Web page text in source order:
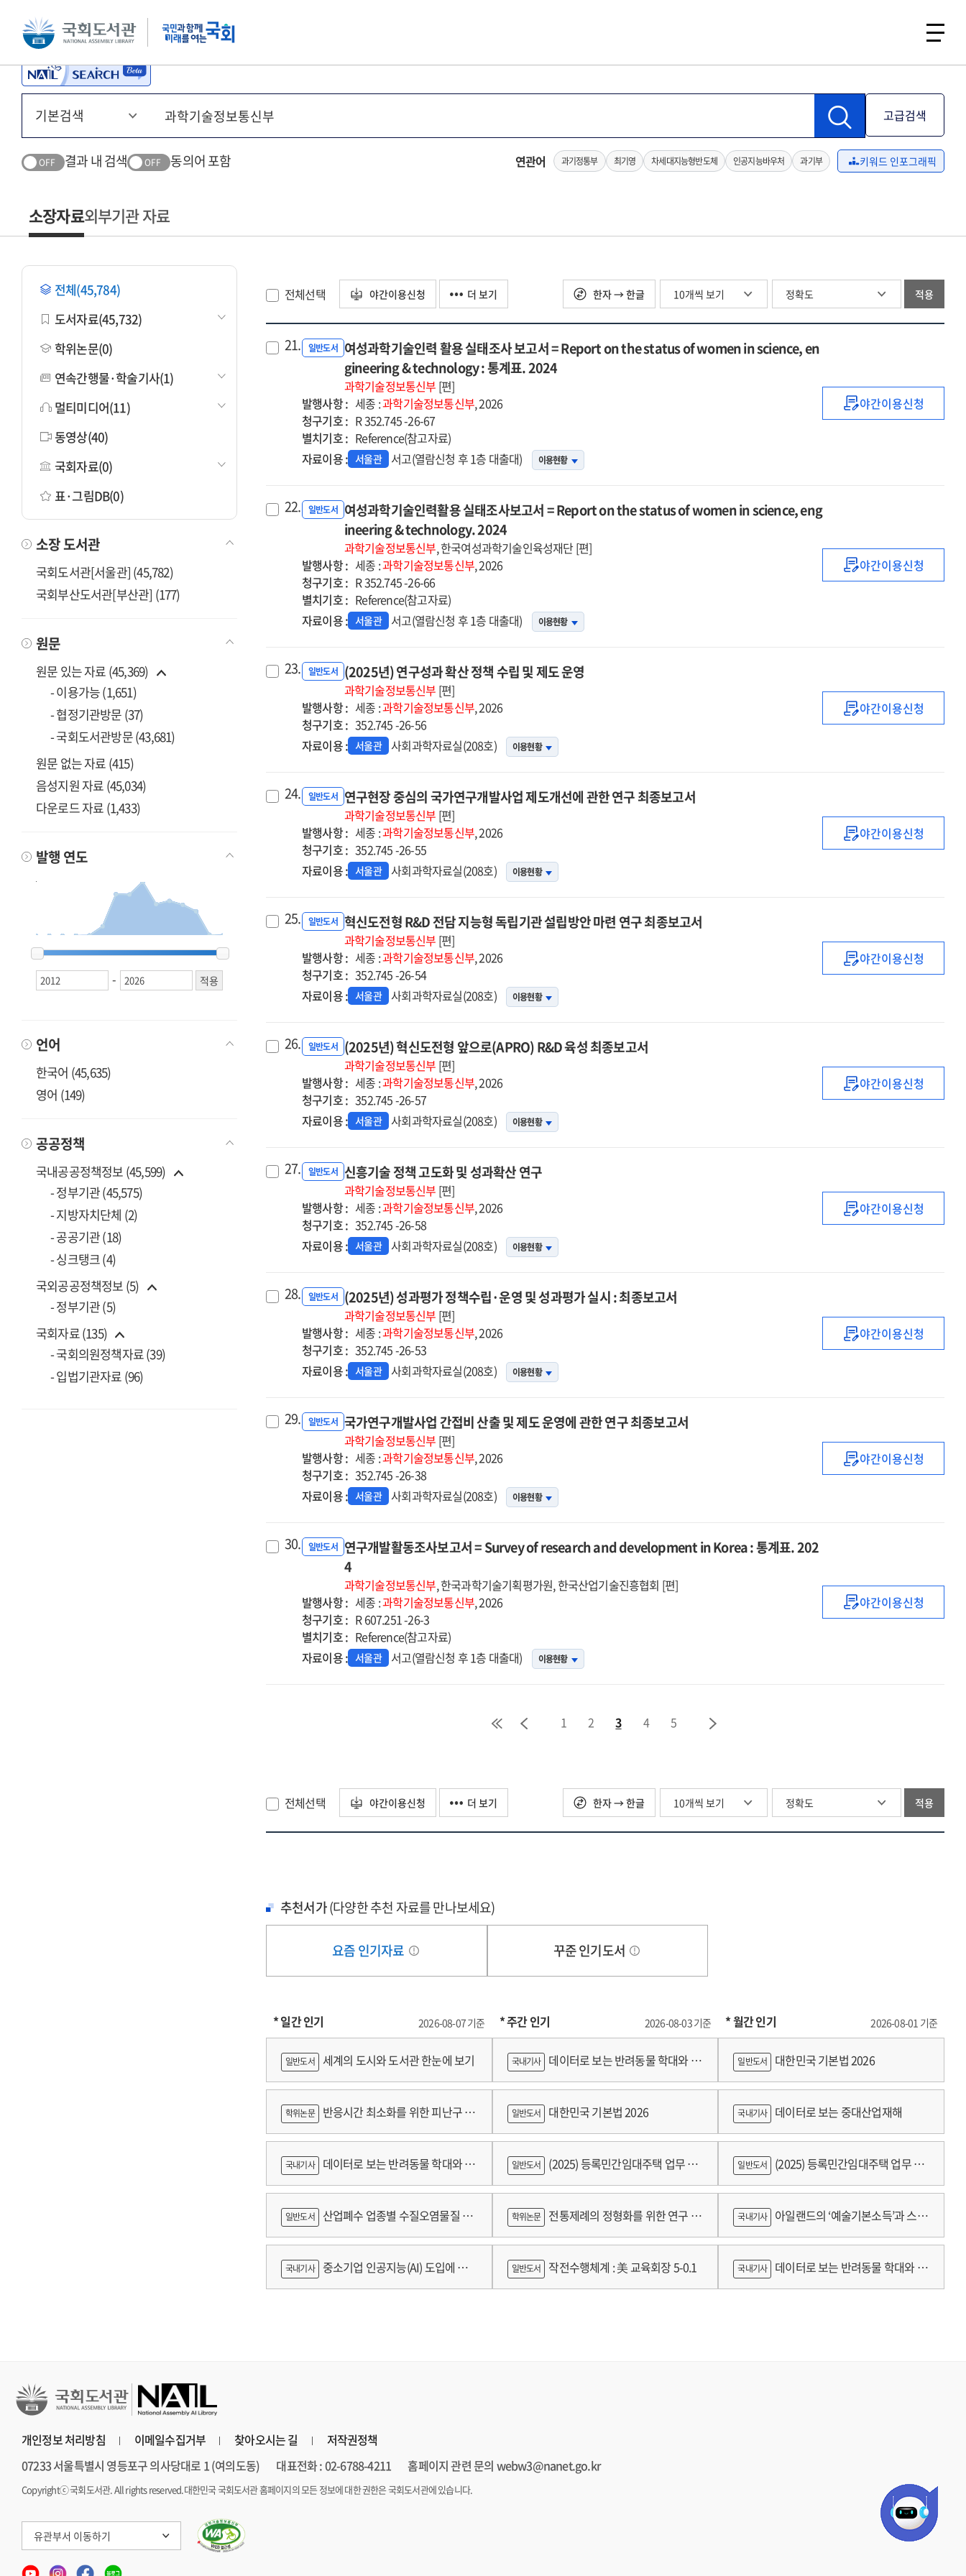
본문 바로가기 주메뉴 바로가기
고급검색
OFF 결과 내 검색 OFF 동의어 포함 연관어 과기정통부 최기영 차세대지능형반도체 인공지능바우처 과기부 키워드 인포그래픽
소장자료외부기관 자료
전체(45,784)
도서자료(45,732)
학위논문(0)
연속간행물·학술기사(1)
멀티미디어(11)
동영상(40)
국회자료(0)
표·그림DB(0)
소장 도서관
국회도서관[서울관] (45,782)
국회부산도서관[부산관] (177)
원문
원문 있는 자료 (45,369)
- 이용가능 (1,651)
- 협정기관방문 (37)
- 국회도서관방문 (43,681)
원문 없는 자료 (415)
음성지원 자료 (45,034)
다운로드 자료 (1,433)
발행 연도
-
언어
한국어 (45,635)
영어 (149)
공공정책
국내공공정책정보 (45,599)
- 정부기관 (45,575)
- 지방자치단체 (2)
- 공공기관 (18)
- 싱크탱크 (4)
국외공공정책정보 (5)
- 정부기관 (5)
국회자료 (135)
- 국회의원정책자료 (39)
- 입법기관자료 (96)
전체선택 야간이용신청 더 보기 한자 → 한글 적용
21. 일반도서 여성과학기술인력 활용 실태조사 보고서 = Report on the status of women in science, en
gineering & technology : 통계표. 2024
과학기술정보통신부 [편]
발행사항 : 세종 :과학기술정보통신부, 2026
청구기호 : R 352.745 -26-67
별치기호 : Reference(참고자료)
자료이용 : 서울관 서고(열람신청 후 1층 대출대) 이용현황
여성과학기술인
status
of
women
통계표.
2024
야간이용신청
22. 일반도서 여성과학기술인력활용 실태조사보고서 = Report on the status of women in science, eng
ineering & technology. 2024
과학기술정보통신부, 한국여성과학기술인육성재단 [편]
발행사항 : 세종 :과학기술정보통신부, 2026
청구기호 : R 352.745 -26-66
별치기호 : Reference(참고자료)
자료이용 : 서울관 서고(열람신청 후 1층 대출대) 이용현황
여성과학기술인
of
women
in
2024
야간이용신청
23. 일반도서 (2025년) 연구성과 확산 정책 수립 및 제도 운영
과학기술정보통신부 [편]
발행사항 : 세종 :과학기술정보통신부, 2026
청구기호 : 352.745 -26-56
자료이용 : 서울관 사회과학자료실(208호) 이용현황
(2025년)
제도
운영
야간이용신청
24. 일반도서 연구현장 중심의 국가연구개발사업 제도개선에 관한 연구 최종보고서
과학기술정보통신부 [편]
발행사항 : 세종 :과학기술정보통신부, 2026
청구기호 : 352.745 -26-55
자료이용 : 서울관 사회과학자료실(208호) 이용현황
연구현장
최종보고서
야간이용신청
25. 일반도서 혁신도전형 R&D 전담 지능형 독립기관 설립방안 마련 연구 최종보고서
과학기술정보통신부 [편]
발행사항 : 세종 :과학기술정보통신부, 2026
청구기호 : 352.745 -26-54
자료이용 : 서울관 사회과학자료실(208호) 이용현황
혁신도전형
마련
연구
최종보고서
야간이용신청
26. 일반도서 (2025년) 혁신도전형 앞으로(APRO) R&D 육성 최종보고서
과학기술정보통신부 [편]
발행사항 : 세종 :과학기술정보통신부, 2026
청구기호 : 352.745 -26-57
자료이용 : 서울관 사회과학자료실(208호) 이용현황
(2025년)
최종보고서
야간이용신청
27. 일반도서 신흥기술 정책 고도화 및 성과확산 연구
과학기술정보통신부 [편]
발행사항 : 세종 :과학기술정보통신부, 2026
청구기호 : 352.745 -26-58
자료이용 : 서울관 사회과학자료실(208호) 이용현황
신흥기술
야간이용신청
28. 일반도서 (2025년) 성과평가 정책수립·운영 및 성과평가 실시 : 최종보고서
과학기술정보통신부 [편]
발행사항 : 세종 :과학기술정보통신부, 2026
청구기호 : 352.745 -26-53
자료이용 : 서울관 사회과학자료실(208호) 이용현황
(2025년)
성과평가
실시
:
야간이용신청
29. 일반도서 국가연구개발사업 간접비 산출 및 제도 운영에 관한 연구 최종보고서
과학기술정보통신부 [편]
발행사항 : 세종 :과학기술정보통신부, 2026
청구기호 : 352.745 -26-38
자료이용 : 서울관 사회과학자료실(208호) 이용현황
국가연구개발사
연구
최종보고서
야간이용신청
30. 일반도서 연구개발활동조사보고서 = Survey of research and development in Korea : 통계표. 202
4
과학기술정보통신부, 한국과학기술기획평가원, 한국산업기술진흥협회 [편]
발행사항 : 세종 :과학기술정보통신부, 2026
청구기호 : R 607.251 -26-3
별치기호 : Reference(참고자료)
자료이용 : 서울관 서고(열람신청 후 1층 대출대) 이용현황
연구개발활동조
2024
야간이용신청
1 2 3 4 5
전체선택 야간이용신청 더 보기 한자 → 한글 적용
추천서가(다양한 추천 자료를 만나보세요)
요즘 인기자료 꾸준 인기도서
* 일간 인기 2026-08-07 기준
일반도서 세계의 도시와 도서관 한눈에 보기
학위논문 반응시간 최소화를 위한 피난구 유
도등 제작 및 설치 기준 개발
국내기사 데이터로 보는 반려동물 학대와 분
쟁
일반도서 산업폐수 업종별 수질오염물질 배
출목록 구축 고도화 연구
국내기사 중소기업 인공지능(AI) 도입에 따
* 주간 인기 2026-08-03 기준
국내기사 데이터로 보는 반려동물 학대와 분
쟁
일반도서 대한민국 기본법 2026
일반도서 (2025) 등록민간임대주택 업무 편
람
학위논문 전통제례의 정형화를 위한 연구 :
가제를 중심으로
일반도서 작전수행체계 : 美 교육회장 5-0.1
* 월간 인기 2026-08-01 기준
일반도서 대한민국 기본법 2026
국내기사 데이터로 보는 중대산업재해
일반도서 (2025) 등록민간임대주택 업무 편
람
국내기사 아일랜드의 ‘예술기본소득’과 스코
틀랜드의 예술인 소득보장정책 논의
국내기사 데이터로 보는 반려동물 학대와 분
개인정보 처리방침 이메일수집거부 찾아오시는 길
저작권정책
07233 서울특별시 영등포구 의사당대로 1 (여의도동)
대표전화 : 02-6788-4211 홈페이지 관련 문의 webw3@nanet.go.kr
Copyrightⓒ 국회도서관. All rights reserved.대한민국 국회도서관 홈페이지의 모든 정보에 대한 권한은 국회도서관에 있습니다.
유관부서 이동하기